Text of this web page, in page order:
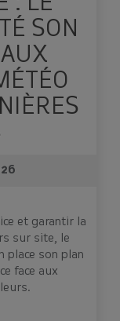
SON
et garantir la
sur site, le
place son plan
face aux